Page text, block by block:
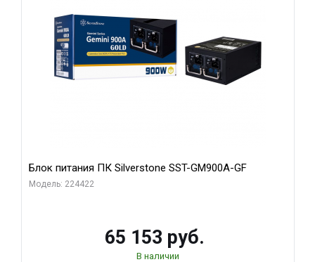
Блок питания ПК Silverstone SST-GM900A-GF
Модель: 224422
65 153 руб.
В наличии